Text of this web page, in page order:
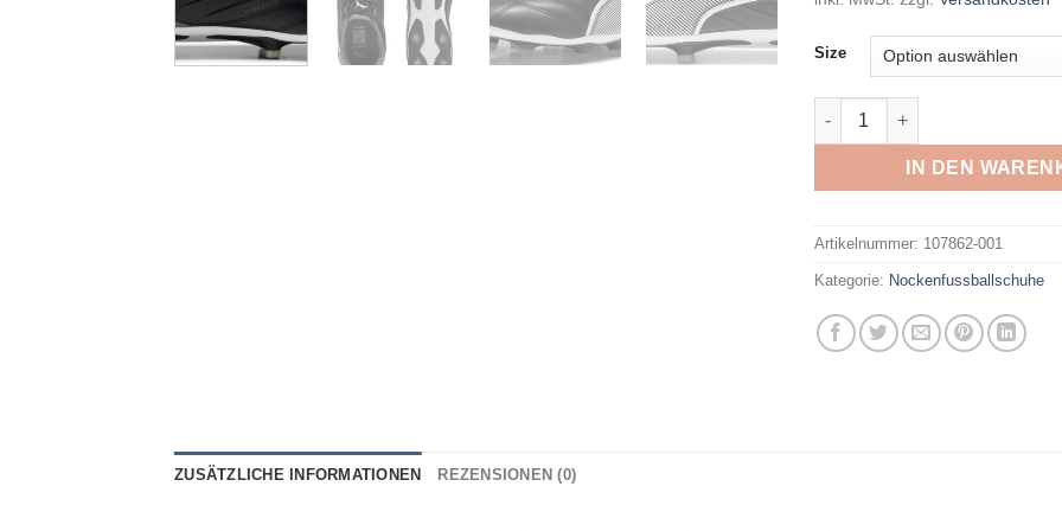
Size
PUMA - KING PRO FG/AG
IN DEN
Artikelnummer: 107862-001
Kategorie: Nockenfussballschuhe
ZUSÄTZLICHE INFORMATIONEN REZENSIONEN (0)